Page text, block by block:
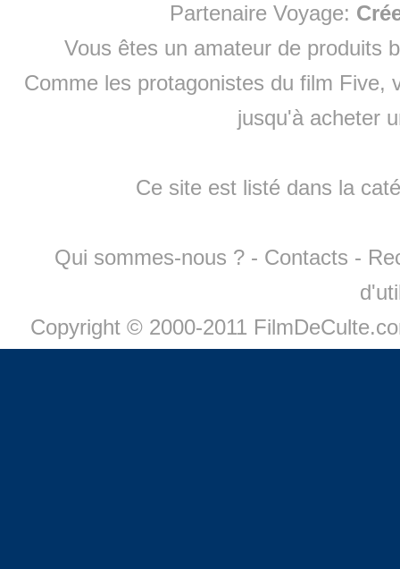
Partenaire Voyage:
Vous êtes un amateur de produits
Comme les protagonistes du film Five,
jusqu'à acheter
Ce site est listé dans la
Qui sommes-nous ? - Contacts -
Copyright © 2000-2011